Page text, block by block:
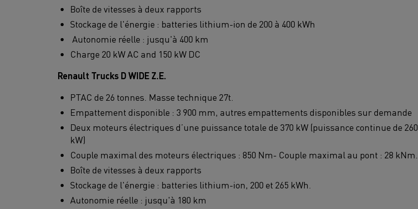
Boîte de vitesses à deux rapports
Stockage de l'énergie : batteries lithium-ion de 200 à 400 kWh
Autonomie réelle : jusqu'à 400 km
Charge 20 kW AC and 150 kW DC
Renault Trucks D WIDE Z.E.
PTAC de 26 tonnes. Masse technique 27t.
Empattement disponible : 3 900 mm, autres empattements disponibles sur demande
Deux moteurs électriques d’une puissance totale de 370 kW (puissance continue de 260
kW)
Couple maximal des moteurs électriques : 850 Nm- Couple maximal au pont : 28 kNm.
Boîte de vitesses à deux rapports
Stockage de l'énergie : batteries lithium-ion, 200 et 265 kWh.
Autonomie réelle : jusqu'à 180 km